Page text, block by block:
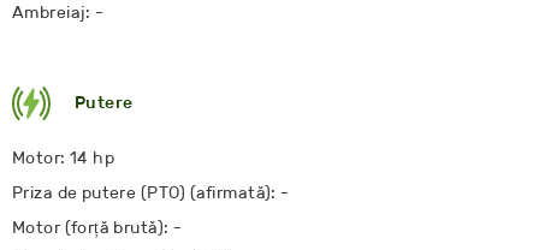
Ambreiaj: -
Putere
Motor: 14 hp
Priza de putere (PTO) (afirmată): -
Motor (forță brută): -